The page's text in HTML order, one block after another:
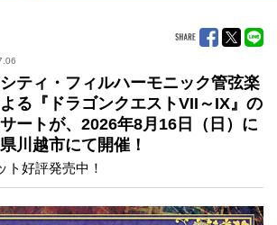
ティ・フィルハーモニック管弦楽
る『ドラゴンクエストVII～IX』の
ートが、2026年8月16日（日）に
川越市にて開催！
ト好評発売中！